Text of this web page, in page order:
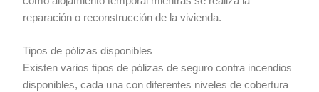
reparación o reconstrucción de la vivienda.
Tipos de pólizas disponibles
Existen varios tipos de pólizas de seguro contra incendios
disponibles, cada una con diferentes niveles de cobertura